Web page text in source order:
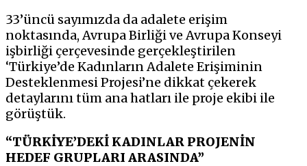
33’üncü sayımızda da adalete erişim
noktasında, Avrupa Birliği ve Avrupa Konseyi
işbirliği çerçevesinde gerçekleştirilen
‘Türkiye’de Kadınların Adalete Erişiminin
Desteklenmesi Projesi’ne dikkat çekerek
detaylarını tüm ana hatları ile proje ekibi ile
görüştük.
“TÜRKİYE’DEKİ KADINLAR PROJENİN
HEDEF GRUPLARI ARASINDA”